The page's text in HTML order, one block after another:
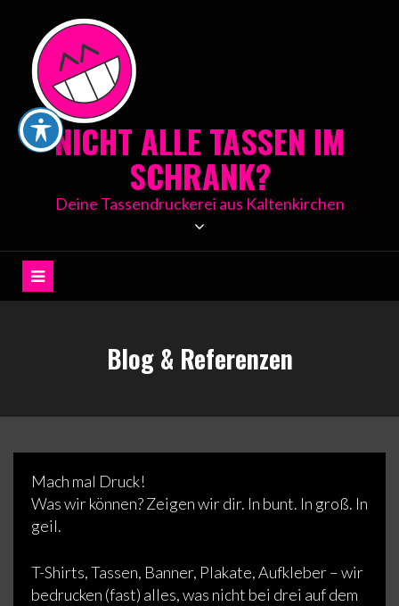
content
NICHT ALLE TASSEN IM
SCHRANK?
Deine Tassendruckerei aus Kaltenkirchen
Blog & Referenzen
Mach mal Druck!
Was wir können? Zeigen wir dir. In bunt. In groß. In
geil.
T-Shirts, Tassen, Banner, Plakate, Aufkleber – wir
bedrucken (fast) alles, was nicht bei drei auf dem